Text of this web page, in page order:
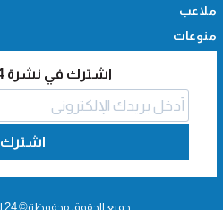
ملاعب
منوعات
اشترك في نشرة 24 الإخبارية
اشترك
جميع الحقوق محفوظة© 24 للدراسات الإعلامية